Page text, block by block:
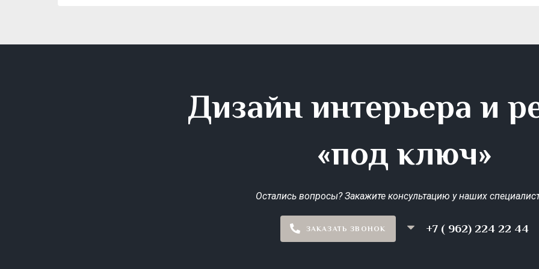
Дизайн интерьера и
«под ключ»
Остались вопросы? Закажите консультацию у наших
ЗАКАЗАТЬ ЗВОНОК +7 ( 962) 224 22 44